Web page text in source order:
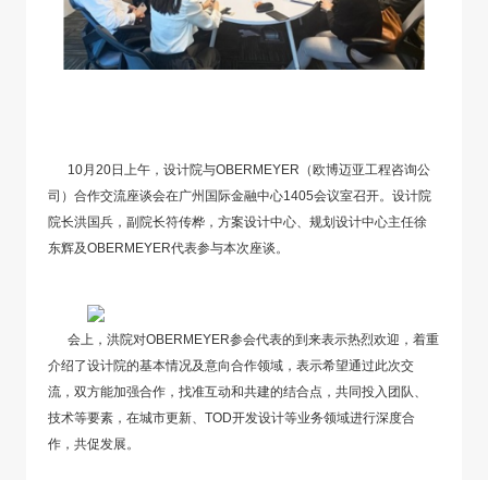
10月20日上午，设计院与OBERMEYER（欧博迈亚工程咨询公
司）合作交流座谈会在广州国际金融中心1405会议室召开。设计院
院长洪国兵，副院长符传桦，方案设计中心、规划设计中心主任徐
东辉及OBERMEYER代表参与本次座谈。
会上，洪院对OBERMEYER参会代表的到来表示热烈欢迎，着重
介绍了设计院的基本情况及意向合作领域，表示希望通过此次交
流，双方能加强合作，找准互动和共建的结合点，共同投入团队、
技术等要素，在城市更新、TOD开发设计等业务领域进行深度合
作，共促发展。